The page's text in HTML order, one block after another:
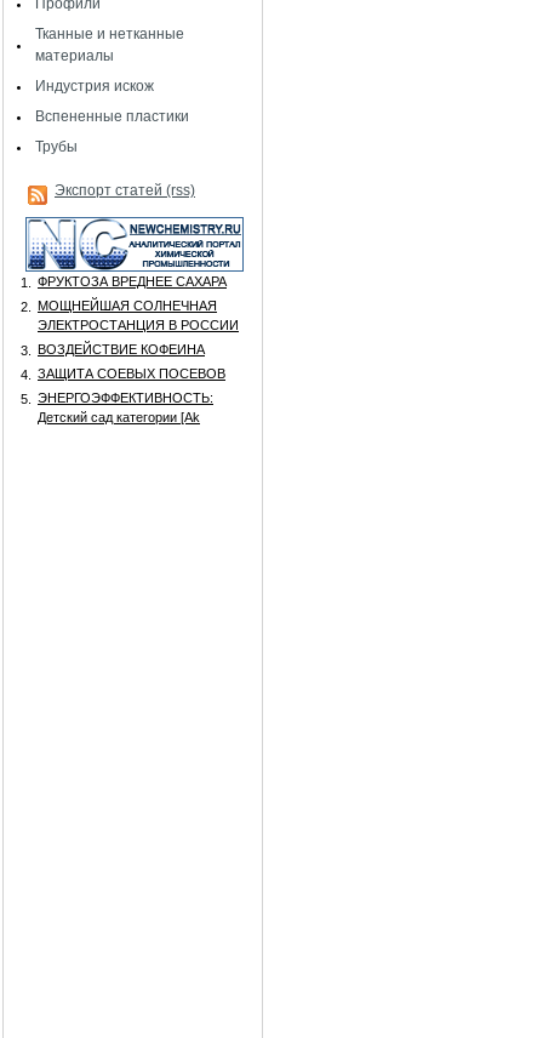
Профили
Тканные и нетканные
материалы
Индустрия искож
Вспененные пластики
Трубы
Экспорт статей (rss)
1.
ФРУКТОЗА ВРЕДНЕЕ САХАРА
2.
МОЩНЕЙШАЯ СОЛНЕЧНАЯ
ЭЛЕКТРОСТАНЦИЯ В РОССИИ
3.
ВОЗДЕЙСТВИЕ КОФЕИНА
4.
ЗАЩИТА СОЕВЫХ ПОСЕВОВ
5.
ЭНЕРГОЭФФЕКТИВНОСТЬ:
Детский сад категории [Аk